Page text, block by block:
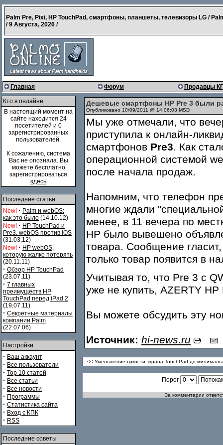
Palm Pre, Pixi, HP TouchPad, смартфоны, планшеты, телевизоры LG /
/9 Августа, 2026 /
Главная Форум Продавцы
Кто в онлайне
В настоящий момент на
сайте находится 24
посетителей и 0
зарегистрированных
пользователей.
К сожалению, система
Вас не опознала. Вы
можете бесплатно
зарегистрироваться
здесь
Последние статьи
New! · Palm и webOS:
как это было (14.10.12)
New! · HP TouchPad и
Pre3. webOS против iOS
(31.03.12)
New! · HP webOS,
которую жалко потерять
(20.11.11)
· Обзор HP TouchPad
(23.07.11)
· 7 главных
преимуществ HP
TouchPad перед iPad 2
(19.07.11)
· Секретные материалы
компании Palm
(22.07.06)
Настройки
· Ваш аккаунт
· Все пользователи
· Top 10 статей
· Все статьи
· Все новости
· Программы
· Статистика сайта
· Вход с КПК
· RSS
Последние советы
Дешевые смартфоны HP Pre 3 были
Опубликовано 10/09/2011 @ 14:06:03 MSD
Мы уже отмечали, что
приступила к онлайн-
смартфонов Pre3. Как
операционной системой
после начала продаж.
Напомним, что телефон
многие ждали
менее, в 11 вечера по
НР было вывешено
товара. Сообщение
только товар появится в
Учитывая то, что Pre 3 с
уже не купить, AZERTY
Вы можете обсудить эту
Источник: hi-news.ru
<< Уменьшение яркости экрана TouchPad до
Порог
За комментарии